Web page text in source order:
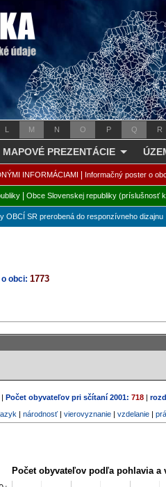
L M N O P Q R
MAPOVÉ PREZENTÁCIE
INFORMÁCIAMI Informačný poster o
| Obce Slovenskej republiky (príslušnosť
OBCÍ SR prerobená do responzívneho dizajnu
obci: 1773
| Počet obyvateľov pri sčítaní 2001: 718 |
| národnosť| vierovyznanie| vzdelanie|
Počet obyvateľov podľa pohlavia a